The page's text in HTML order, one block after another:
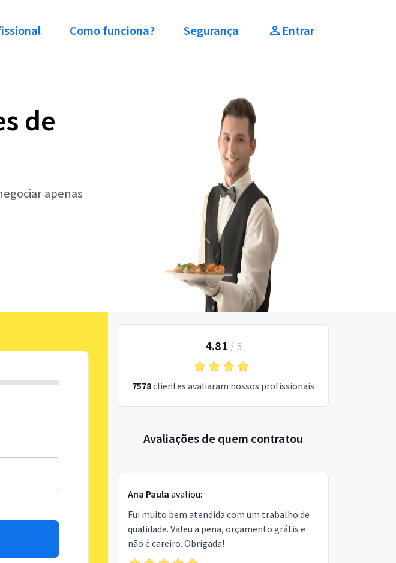
Como funciona? Segurança Entrar
de
apenas
4.81 / 5
7578clientes avaliaram nossos profissionais
Avaliações de quem contratou
Ana Paula avaliou:
Fui muito bem atendida com um trabalho de
qualidade. Valeu a pena, orçamento grátis e
não é careiro. Obrigada!